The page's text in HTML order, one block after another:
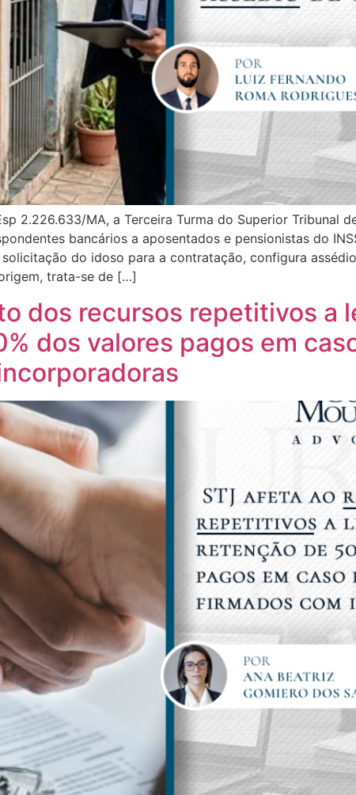
2.226.633/MA, a Terceira Turma do Superior Tribunal
bancários a aposentados e pensionistas do
do idoso para a contratação, configura
trata-se de […]
dos recursos repetitivos a
dos valores pagos em